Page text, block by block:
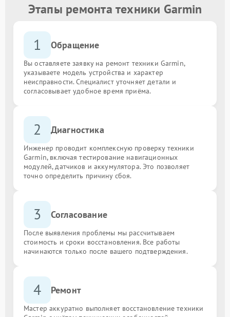
Этапы ремонта техники Garmin
1 Обращение
Вы оставляете заявку на ремонт техники Garmin,
указываете модель устройства и характер
неисправности. Специалист уточняет детали и
согласовывает удобное время приёма.
2 Диагностика
Инженер проводит комплексную проверку техники
Garmin, включая тестирование навигационных
модулей, датчиков и аккумулятора. Это позволяет
точно определить причину сбоя.
3 Согласование
После выявления проблемы мы рассчитываем
стоимость и сроки восстановления. Все работы
начинаются только после вашего подтверждения.
4 Ремонт
Мастер аккуратно выполняет восстановление техники